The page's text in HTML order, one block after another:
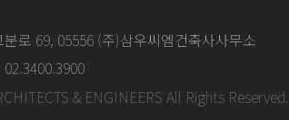
로 69, 05556 (주)삼우씨엠건축사사무소
02.3400.3900
& ENGINEERS All Rights Reserved.